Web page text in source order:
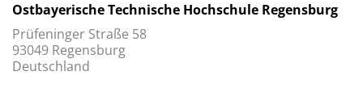
Ostbayerische Technische Hochschule Regensburg
Prüfeninger Straße 58
93049 Regensburg
Deutschland